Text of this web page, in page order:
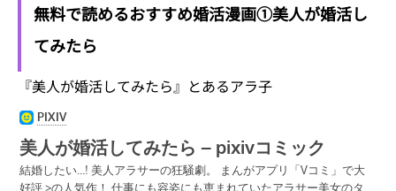
無料で読めるおすすめ婚活漫画①美人が婚活し
てみたら
『美人が婚活してみたら』とあるアラ子